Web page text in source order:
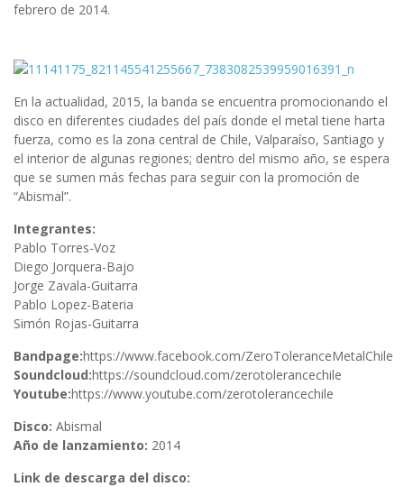
febrero de 2014.
En la actualidad, 2015, la banda se encuentra promocionando el
disco en diferentes ciudades del país donde el metal tiene harta
fuerza, como es la zona central de Chile, Valparaíso, Santiago y
el interior de algunas regiones; dentro del mismo año, se espera
que se sumen más fechas para seguir con la promoción de
“Abismal”.
Integrantes:
Pablo Torres-Voz
Diego Jorquera-Bajo
Jorge Zavala-Guitarra
Pablo Lopez-Bateria
Simón Rojas-Guitarra
Bandpage:https://www.facebook.com/ZeroToleranceMetalChile
Soundcloud:https://soundcloud.com/zerotolerancechile
Youtube:https://www.youtube.com/zerotolerancechile
Disco: Abismal
Año de lanzamiento: 2014
Link de descarga del disco: